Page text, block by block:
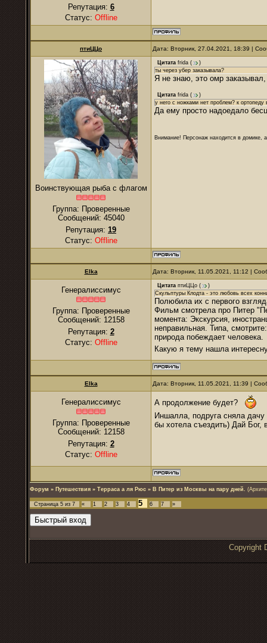
Репутация: 6
Статус: Offline
птиЦЦо Дата: Вторник, 27.04.2021, 18:39 |
Воинствующая рыба с флагом
Группа: Проверенные
Сообщений: 45040
Репутация: 19
Статус: Offline
Цитата frida (
)
ты через убер заказывала?
Я не знаю, это омр заказывал,
Цитата frida (
)
у него с ножками нет проблем? к ортопеду
Да ему просто надоедало
Внимание! Персонаж находится в домике,
Elka Дата: Вторник, 11.05.2021, 11:12 |
Генералиссимус
Группа: Проверенные
Сообщений: 12158
Репутация: 2
Статус: Offline
Цитата птиЦЦо (
)
Скульптуры Клодта - это любовь всех
Полюбила их с первого
Фильм смотрела про Питер
момента: Экскурсия,
неправильная. Типа,
природа побеждает человека.
Какую я тему нашла
Elka Дата: Вторник, 11.05.2021, 11:39 |
Генералиссимус
Группа: Проверенные
Сообщений: 12158
Репутация: 2
Статус: Offline
А продолжение будет?
Иншалла, подруга сняла дачу
бы хотела съездить) Дай Бог,
Форум » Путешествия » Терраса а ля Рюс » В Питер из Москвы на пару дней.
Страница 5 из 7 « 1 2 3 4 5 6 7 »
Copyright